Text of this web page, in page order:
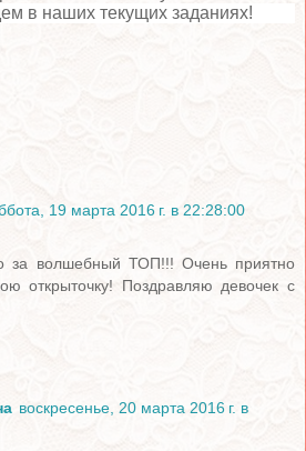
в наших текущих заданиях!
19 марта 2016 г. в 22:28:00
за волшебный ТОП!!! Очень приятно
открыточку! Поздравляю девочек с
воскресенье, 20 марта 2016 г. в